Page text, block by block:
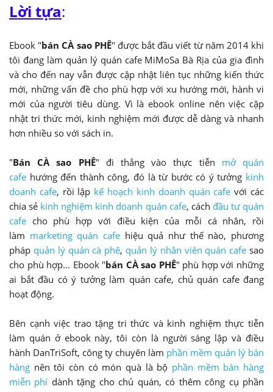
Lời tựa:
Ebook "bán CÀ sao PHÊ" được bắt đầu viết từ năm 2014 khi
tôi đang làm quản lý quán cafe MiMoSa Bà Rịa của gia đình
và cho đến nay vẫn được cập nhật liên tục những kiến thức
mới, những vấn đề cho phù hợp với xu hướng mới, hành vi
mới của người tiêu dùng. Vì là ebook online nên việc cập
nhật tri thức mới, kinh nghiệm mới được dễ dàng và nhanh
hơn nhiều so với sách in.
"Bán CÀ sao PHÊ" đi thẳng vào thực tiễn mở quán
cafe hướng đến thành công, đó là từ bước có ý tưởng kinh
doanh cafe, rồi lập kế hoạch kinh doanh quán cafe với các
chia sẻ kinh nghiệm kinh doanh quán cafe, cách đầu tư quán
cafe cho phù hợp với điều kiện của mỗi cá nhân, rồi
làm marketing quán cafe hiệu quả như thế nào, phương
pháp quản lý quán cà phê, quản lý nhân viên quán cafe sao
cho phù hợp... Ebook "bán CÀ sao PHÊ" phù hợp với những
ai bắt đầu có ý tưởng làm quán cafe, chủ quán cafe đang
hoạt động.
Bên cạnh việc trao tặng tri thức và kinh nghiệm thực tiễn
làm quán ở ebook này, tôi còn là người sáng lập và điều
hành DanTriSoft, công ty chuyên làm phần mềm quản lý bán
hàng nên tôi còn có món quà là bộ phần mềm bán hàng
miễn phí dành tặng cho chủ quán, có thêm công cụ phần